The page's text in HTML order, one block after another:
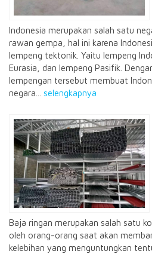
Indonesia merupakan salah satu
rawan gempa, hal ini karena
lempeng tektonik. Yaitu lempeng
Eurasia, dan lempeng Pasifik.
lempengan tersebut membuat
negara... selengkapnya
Baja ringan merupakan salah satu
oleh orang-orang saat akan
kelebihan yang menguntungkan